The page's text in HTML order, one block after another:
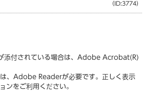
（ID:3774）
添付されている場合は、Adobe Acrobat(R)
、Adobe Readerが必要です。正しく表示
ンをご利用ください。